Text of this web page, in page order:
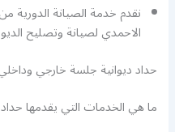
نقدم خدمة الصيانة الدورية
الاحمدي لصيانة وتصليح
حداد ديوانية جلسة خارجي
ما هي الخدمات التي يقدمها